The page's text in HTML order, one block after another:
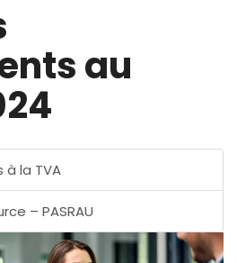
au
à la TVA
– PASRAU